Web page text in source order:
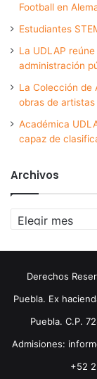
Football en
Estudiantes
La UDLAP
administración
La Colección de
obras de
Académica
capaz de
Archivos
Archivos
Derechos
Puebla. Ex
Puebla. C.P.
Admisiones:
+52